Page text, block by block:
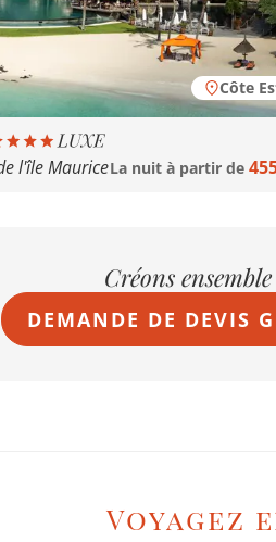
Côte
l'île MauriceLa nuit à partir de
Créons
DEMANDE DE DEVIS
Voyagez